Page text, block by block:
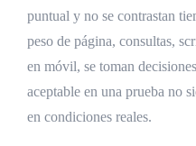
puntual y no se contrastan
peso de página, consultas,
en móvil, se toman
aceptable en una prueba no
en condiciones reales.